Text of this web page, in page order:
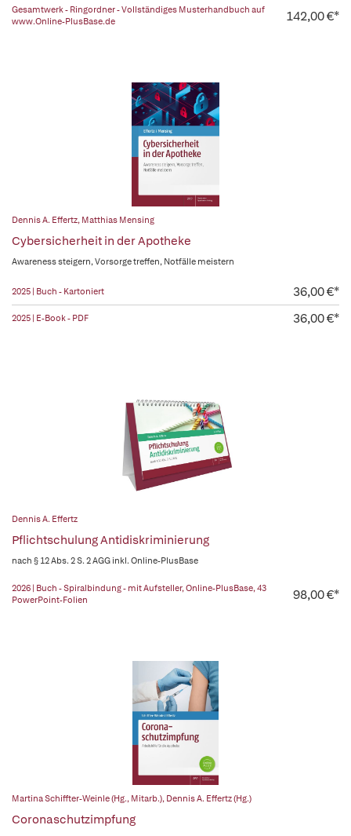
Gesamtwerk - Ringordner - Vollständiges Musterhandbuch auf
www.Online-PlusBase.de
142,00 €*
Dennis A. Effertz, Matthias Mensing
Cybersicherheit in der Apotheke
Awareness steigern, Vorsorge treffen, Notfälle meistern
2025 | Buch - Kartoniert 36,00 €*
2025 | E-Book - PDF 36,00 €*
Dennis A. Effertz
Pflichtschulung Antidiskriminierung
nach § 12 Abs. 2 S. 2 AGG inkl. Online-PlusBase
2026 | Buch - Spiralbindung - mit Aufsteller, Online-PlusBase, 43
PowerPoint-Folien
98,00 €*
Martina Schiffter-Weinle (Hg., Mitarb.), Dennis A. Effertz (Hg.)
Coronaschutzimpfung